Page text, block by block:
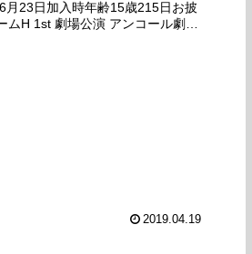
23日加入時年齢15歳215日お披
ムH 1st 劇場公演 アンコール劇場
2019.04.19